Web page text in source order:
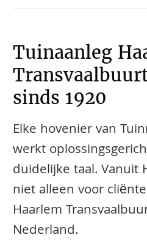
Tuinaanleg
sinds 1920
Elke hovenier van
werkt
duidelijke taal. Vanuit
niet alleen voor
Haarlem
Nederland.